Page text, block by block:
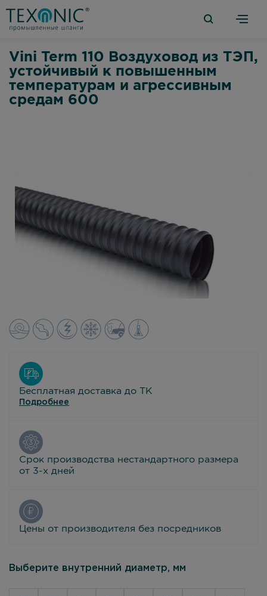
Vini Term 110 Воздуховод из ТЭП,
устойчивый к повышенным
температурам и агрессивным
средам 600
Бесплатная доставка до ТК
Подробнее
Срок производства нестандартного размера
от 3-х дней
Цены от производителя без посредников
Выберите внутренний диаметр, мм